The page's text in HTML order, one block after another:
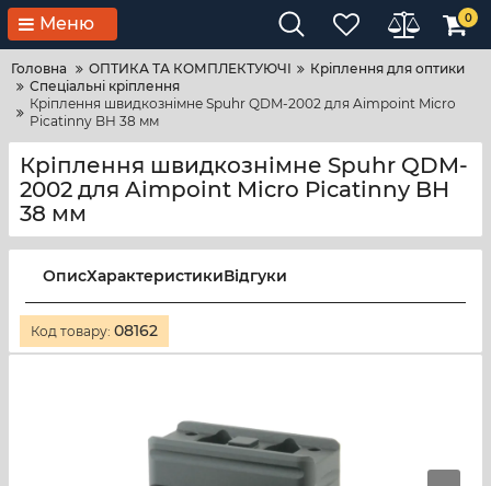
Меню 0
Головна ОПТИКА ТА КОМПЛЕКТУЮЧІ
Кріплення для оптики
Спеціальні кріплення
Кріплення швидкознімне Spuhr QDM-2002 для Aimpoint Micro
Picatinny BH 38 мм
Кріплення швидкознімне Spuhr QDM-
2002 для Aimpoint Micro Picatinny BH
38 мм
ОписХарактеристикиВідгуки
Код товару: 08162